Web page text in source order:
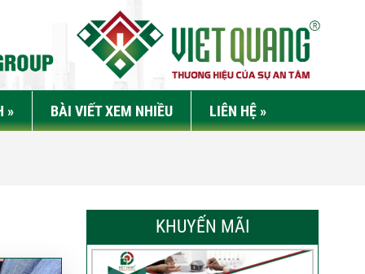
» BÀI VIẾT XEM NHIỀU LIÊN HỆ »
KHUYẾN MÃI